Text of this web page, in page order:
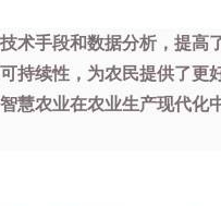
术手段和数据分析，提高
持续性，为农民提供了更
慧农业在农业生产现代化